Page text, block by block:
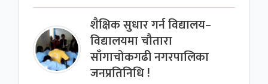
शैक्षिक सुधार गर्न विद्यालय–
विद्यालयमा चौतारा
साँगाचोकगढी नगरपालिका
जनप्रतिनिधि !